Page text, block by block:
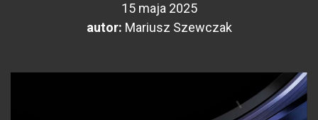
15 maja 2025
autor: Mariusz Szewczak